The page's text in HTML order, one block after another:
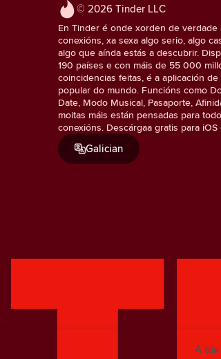
© 2026 Tinder LLC
En Tinder é onde xorden de verdade
conexións, xa sexa algo serio, algo
algo que aínda estás a descubrir.
190 países e con máis de 55 000
coincidencias feitas, é a aplicación de
popular do mundo. Funcións como
Date, Modo Musical, Pasaporte,
moitas máis están pensadas para
conexións. Descárgaa gratis para
Galician
A